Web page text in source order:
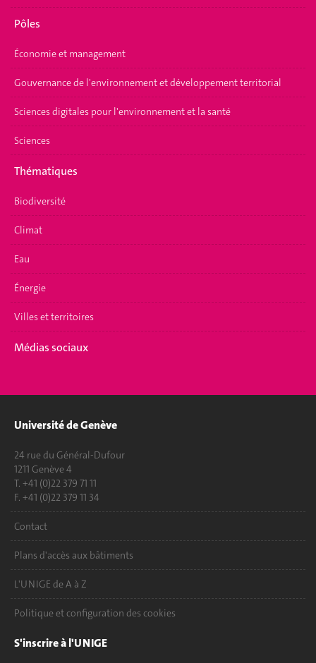
Pôles
Économie et management
Gouvernance de l'environnement et développement territorial
Sciences digitales pour l'environnement et la santé
Sciences
Thématiques
Biodiversité
Climat
Eau
Énergie
Villes et territoires
Médias sociaux
Université de Genève
24 rue du Général-Dufour
1211 Genève 4
T. +41 (0)22 379 71 11
F. +41 (0)22 379 11 34
Contact
Plans d'accès aux bâtiments
L'UNIGE de A à Z
Politique et configuration des cookies
S'inscrire à l'UNIGE